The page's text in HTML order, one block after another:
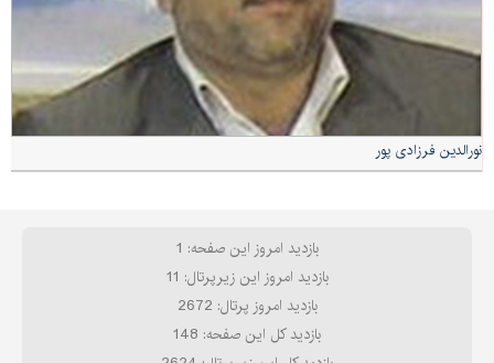
نورالدین فرزادی پور
بازدید امروز این صفحه: 1
بازدید امروز این زیرپرتال: 11
بازدید امروز پرتال: 2672
بازدید کل این صفحه: 148